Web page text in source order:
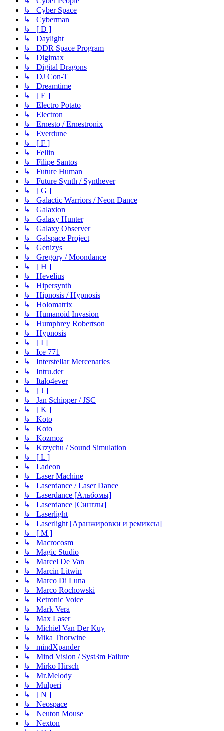
↳ Cyber Space
↳ Cyberman
↳ [ D ]
↳ Daylight
↳ DDR Space Program
↳ Digimax
↳ Digital Dragons
↳ DJ Con-T
↳ Dreamtime
↳ [ E ]
↳ Electro Potato
↳ Electron
↳ Ernesto / Ernestronix
↳ Everdune
↳ [ F ]
↳ Fellin
↳ Filipe Santos
↳ Future Human
↳ Future Synth / Synthever
↳ [ G ]
↳ Galactic Warriors / Neon Dance
↳ Galaxion
↳ Galaxy Hunter
↳ Galaxy Observer
↳ Galspace Project
↳ Genizys
↳ Gregory / Moondance
↳ [ H ]
↳ Hevelius
↳ Hipersynth
↳ Hipnosis / Hypnosis
↳ Holomatrix
↳ Humanoid Invasion
↳ Humphrey Robertson
↳ Hypnosis
↳ [ I ]
↳ Ice 771
↳ Interstellar Mercenaries
↳ Intru.der
↳ Italo4ever
↳ [ J ]
↳ Jan Schipper / JSC
↳ [ K ]
↳ Koto
↳ Koto
↳ Kozmoz
↳ Krzychu / Sound Simulation
↳ [ L ]
↳ Ladeon
↳ Laser Machine
↳ Laserdance / Laser Dance
↳ Laserdance [Альбомы]
↳ Laserdance [Синглы]
↳ Laserlight
↳ Laserlight [Аранжировки и ремиксы]
↳ [ M ]
↳ Macrocosm
↳ Magic Studio
↳ Marcel De Van
↳ Marcin Litwin
↳ Marco Di Luna
↳ Marco Rochowski
↳ Retronic Voice
↳ Mark Vera
↳ Max Laser
↳ Michiel Van Der Kuy
↳ Mika Thorwine
↳ mindXpander
↳ Mind Vision / Syst3m Failure
↳ Mirko Hirsch
↳ Mr.Melody
↳ Mulperi
↳ [ N ]
↳ Neospace
↳ Neuton Mouse
↳ Nexton